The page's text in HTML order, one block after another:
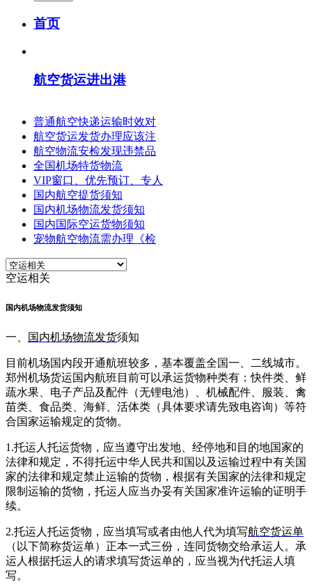
首页
航空货运进出港
普通航空快递运输时效对
航空货运发货办理应该注
航空物流安检发现违禁品
全国机场特货物流
VIP窗口、优先预订、专人
国内航空提货须知
国内机场物流发货须知
国内国际空运货物须知
宠物航空物流需办理《检
空运相关
国内机场物流发货须知
一、 国内机场物流发货须知
目前机场国内段开通航班较多，基本覆盖全国一、二线城市。
郑州机场货运国内航班目前可以承运货物种类有：快件类、鲜
蔬水果、电子产品及配件（无锂电池）、机械配件、服装、禽
苗类、食品类、海鲜、活体类（具体要求请先致电咨询）等符
合国家运输规定的货物。
1.托运人托运货物，应当遵守出发地、经停地和目的地国家的
法律和规定，不得托运中华人民共和国以及运输过程中有关国
家的法律和规定禁止运输的货物，根据有关国家的法律和规定
限制运输的货物，托运人应当办妥有关国家准许运输的证明手
续。
2.托运人托运货物，应当填写或者由他人代为填写航空货运单
（以下简称货运单）正本一式三份，连同货物交给承运人。承
运人根据托运人的请求填写货运单的，应当视为代托运人填
写。